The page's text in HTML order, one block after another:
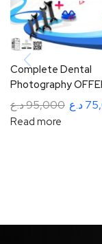
Complete Dental
Photography
95,000د.ع د.ع
Read more